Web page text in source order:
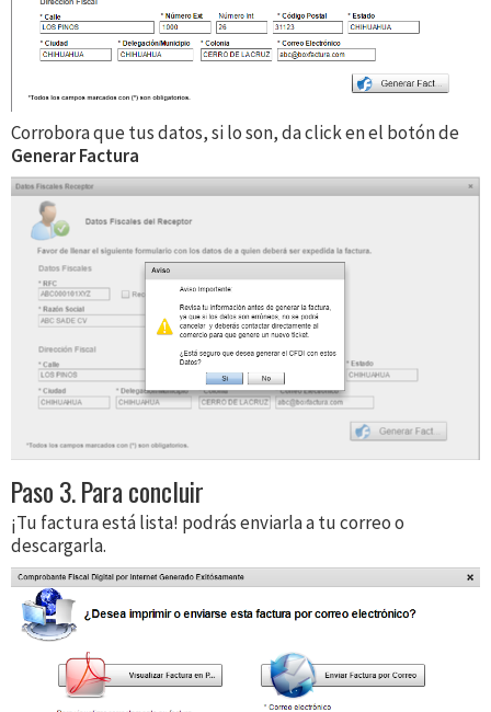
Corrobora que tus datos, si lo son, da click en el botón de
Generar Factura
Paso 3. Para concluir
¡Tu factura está lista! podrás enviarla a tu correo o
descargarla.